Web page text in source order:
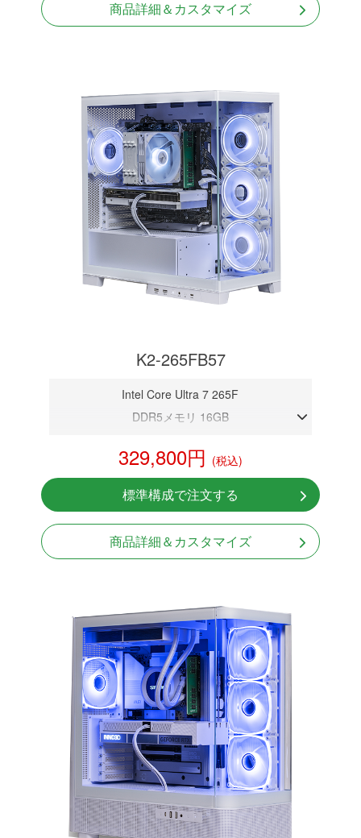
商品詳細＆カスタマイズ
K2-265FB57
Intel Core Ultra 7 265F
DDR5メモリ 16GB
NVMeSSD 1TB
無線LAN Bluetooth対応
Windows11 Home 64bit
329,800円 (税込)
標準構成で注文する
商品詳細＆カスタマイズ